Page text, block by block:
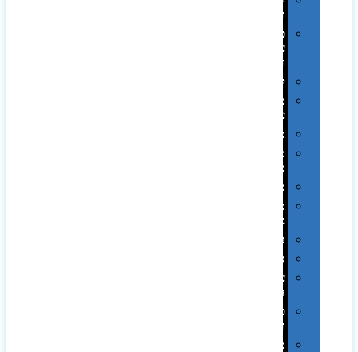
ומארזים
כלי
עבודה
ופנסים
למטבח
מוצרי
עור
מחברות
מחזיקי
מפתחות
משחקים
מתנה
בפחית
נסיעות
ספורט
על
השולחן…
פינוק
וספא
מזוודות